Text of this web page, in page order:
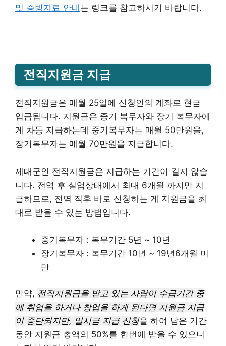
및 증빙자료 안내 는 링크를 참고하시기 바랍니다.
전직지원금 지급
전직지원금은 매월 25일에 신청인의 계좌로 현금
입금됩니다. 지원금은 중기 복무자와 장기 복무자에
게 차등 지급하는데 중기복무자는 매월 50만원을,
장기복무자는 매월 70만원을 지급합니다.
제대군인 전직지원금은 지급하는 기간이 길지 않습
니다. 전역 후 실업상태에서 최대 6개월 까지만 지
급하므로, 전역 직후 바로 신청하는 게 지원금을 최
대로 받을 수 있는 방법입니다.
중기복무자 : 복무기간 5년 ~ 10년
장기복무자 : 복무기간 10년 ~ 19년6개월 미
만
만약, 전직지원금을 받고 있는 사람이 수급기간 중
에 취업을 하거나 창업을 하게 된다면 지원금 지급
이 중단되지만, 일시금 지급 신청을 하여 남은 기간
동안 지원금 총액의 50%를 한번에 받을 수 있으니